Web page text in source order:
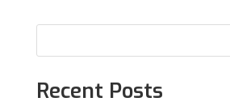
Recent Posts